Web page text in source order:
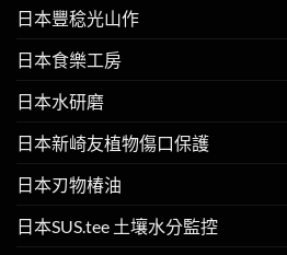
日本豐稔光山作
日本食樂工房
日本水研磨
日本新崎友植物傷口保護
日本刃物椿油
日本SUS.tee 土壤水分監控